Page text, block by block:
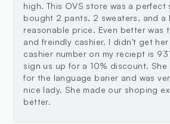
high. This OVS store was a perfect
bought 2 pants, 2 sweaters, and a
reasonable price. Even better was
and freindly cashier. I didn't get
cashier number on my reciept is
sign us up for a 10% discount.
for the language barier and was
nice lady. She made our shoping
better.